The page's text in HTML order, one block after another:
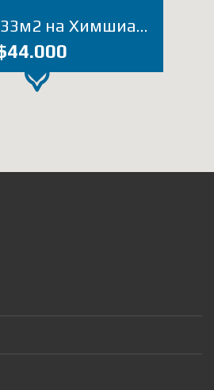
Квартира 33м2 на Химшиашвили (Лот 2790ЕМ)